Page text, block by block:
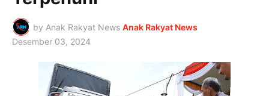
by Anak Rakyat News Anak Rakyat News
Desember 03, 2024